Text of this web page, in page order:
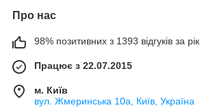
Про нас
98% позитивних з 1393 відгуків за рік
Працює з 22.07.2015
м. Київ
вул. Жмеринська 10а, Київ, Україна